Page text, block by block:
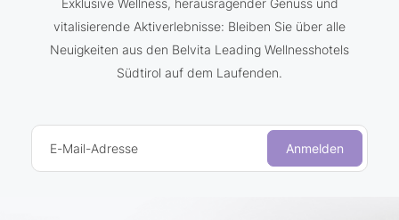
Exklusive Wellness, herausragender Genuss und
vitalisierende Aktiverlebnisse: Bleiben Sie über alle
Neuigkeiten aus den Belvita Leading Wellnesshotels
Südtirol auf dem Laufenden.
E-Mail-Adresse Anmelden